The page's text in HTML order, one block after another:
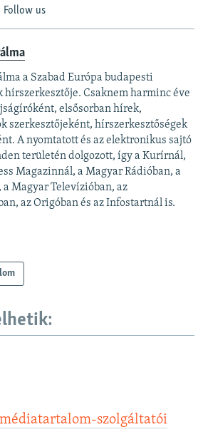
Follow us
a Szabad Európa budapesti
hírszerkesztője. Csaknem harminc éve
elsősorban hírek,
szerkesztőjeként, hírszerkesztőségek
A nyomtatott és az elektronikus sajtó
területén dolgozott, így a Kurírnál,
Magazinnál, a Magyar Rádióban, a
a Magyar Televízióban, az
az Origóban és az Infostartnál is.
szolgáltatói